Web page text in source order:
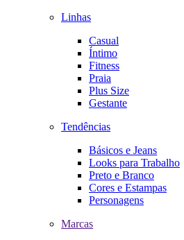
Linhas
Casual
Íntimo
Fitness
Praia
Plus Size
Gestante
Tendências
Básicos e Jeans
Looks para Trabalho
Preto e Branco
Cores e Estampas
Personagens
Marcas